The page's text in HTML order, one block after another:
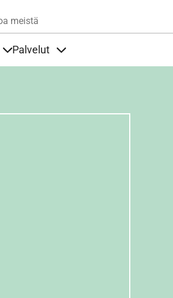
meistä
Palvelut